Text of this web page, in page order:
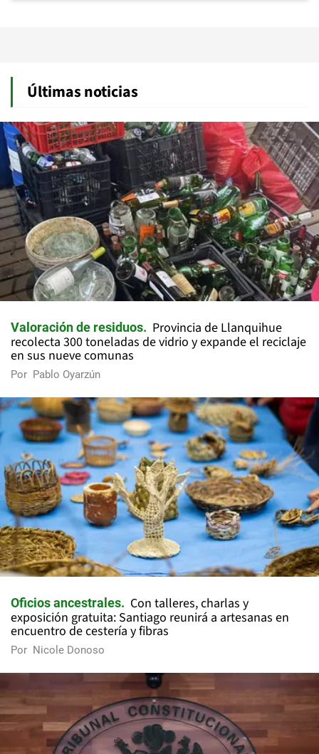
Últimas noticias
Valoración de residuos
Provincia de Llanquihue
recolecta 300 toneladas de vidrio y expande el reciclaje
en sus nueve comunas
Por Pablo Oyarzún
Oficios ancestrales
Con talleres, charlas y
exposición gratuita: Santiago reunirá a artesanas en
encuentro de cestería y fibras
Por Nicole Donoso